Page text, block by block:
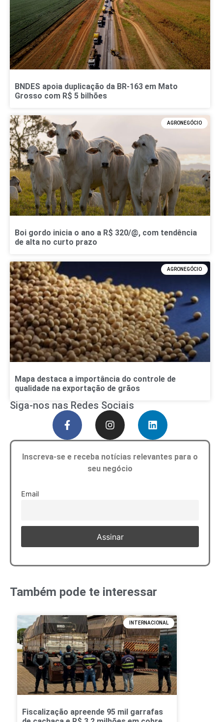
BNDES apoia duplicação da BR-163 em Mato
Grosso com R$ 5 bilhões
AGRONEGÓCIO
Boi gordo inicia o ano a R$ 320/@, com tendência
de alta no curto prazo
AGRONEGÓCIO
Mapa destaca a importância do controle de
qualidade na exportação de grãos
Siga-nos nas Redes Sociais
Inscreva-se e receba notícias relevantes para o
seu negócio
Email
Também pode te interessar
INTERNACIONAL
Fiscalização apreende 95 mil garrafas